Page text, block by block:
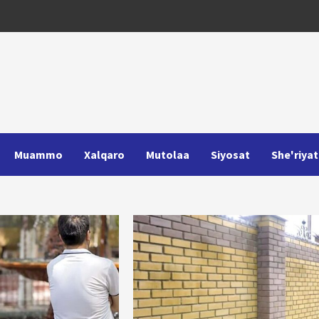
Muammo Xalqaro Mutolaa Siyosat She'riyat